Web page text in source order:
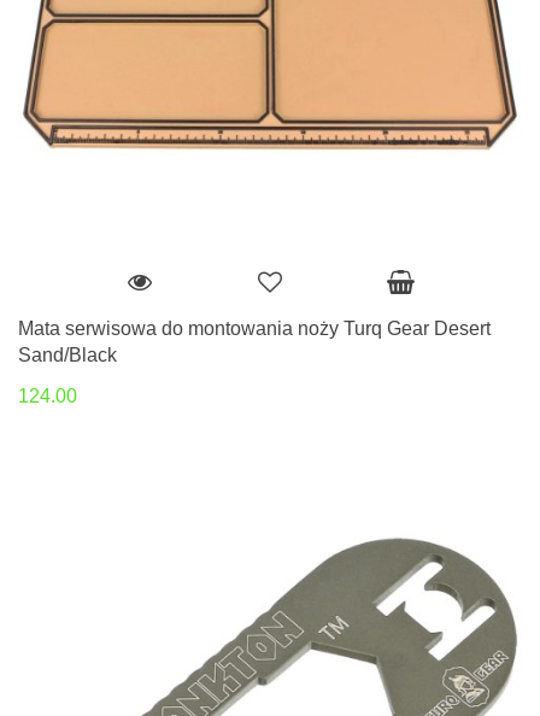
Mata serwisowa do montowania noży Turq Gear Desert
Sand/Black
124.00